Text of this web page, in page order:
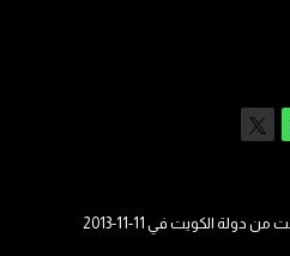
واتساب
الكويت في 11-11-2013